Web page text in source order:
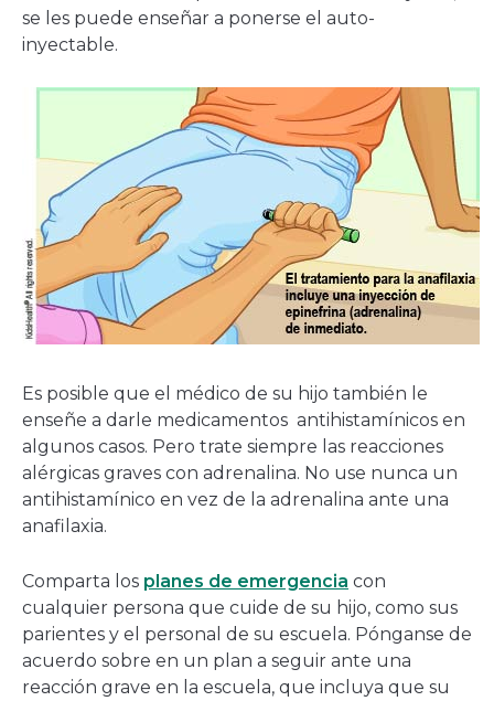
se les puede enseñar a ponerse el auto-
inyectable.
Es posible que el médico de su hijo también le
enseñe a darle medicamentos antihistamínicos en
algunos casos. Pero trate siempre las reacciones
alérgicas graves con adrenalina. No use nunca un
antihistamínico en vez de la adrenalina ante una
anafilaxia.
Comparta los planes de emergencia con
cualquier persona que cuide de su hijo, como sus
parientes y el personal de su escuela. Pónganse de
acuerdo sobre en un plan a seguir ante una
reacción grave en la escuela, que incluya que su